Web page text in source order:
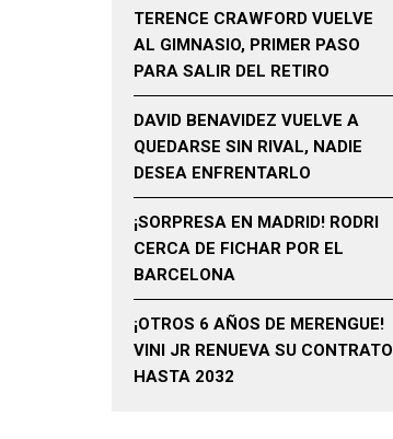
TERENCE CRAWFORD VUELVE
AL GIMNASIO, PRIMER PASO
PARA SALIR DEL RETIRO
DAVID BENAVIDEZ VUELVE A
QUEDARSE SIN RIVAL, NADIE
DESEA ENFRENTARLO
¡SORPRESA EN MADRID! RODRI
CERCA DE FICHAR POR EL
BARCELONA
¡OTROS 6 AÑOS DE MERENGUE!
VINI JR RENUEVA SU CONTRATO
HASTA 2032